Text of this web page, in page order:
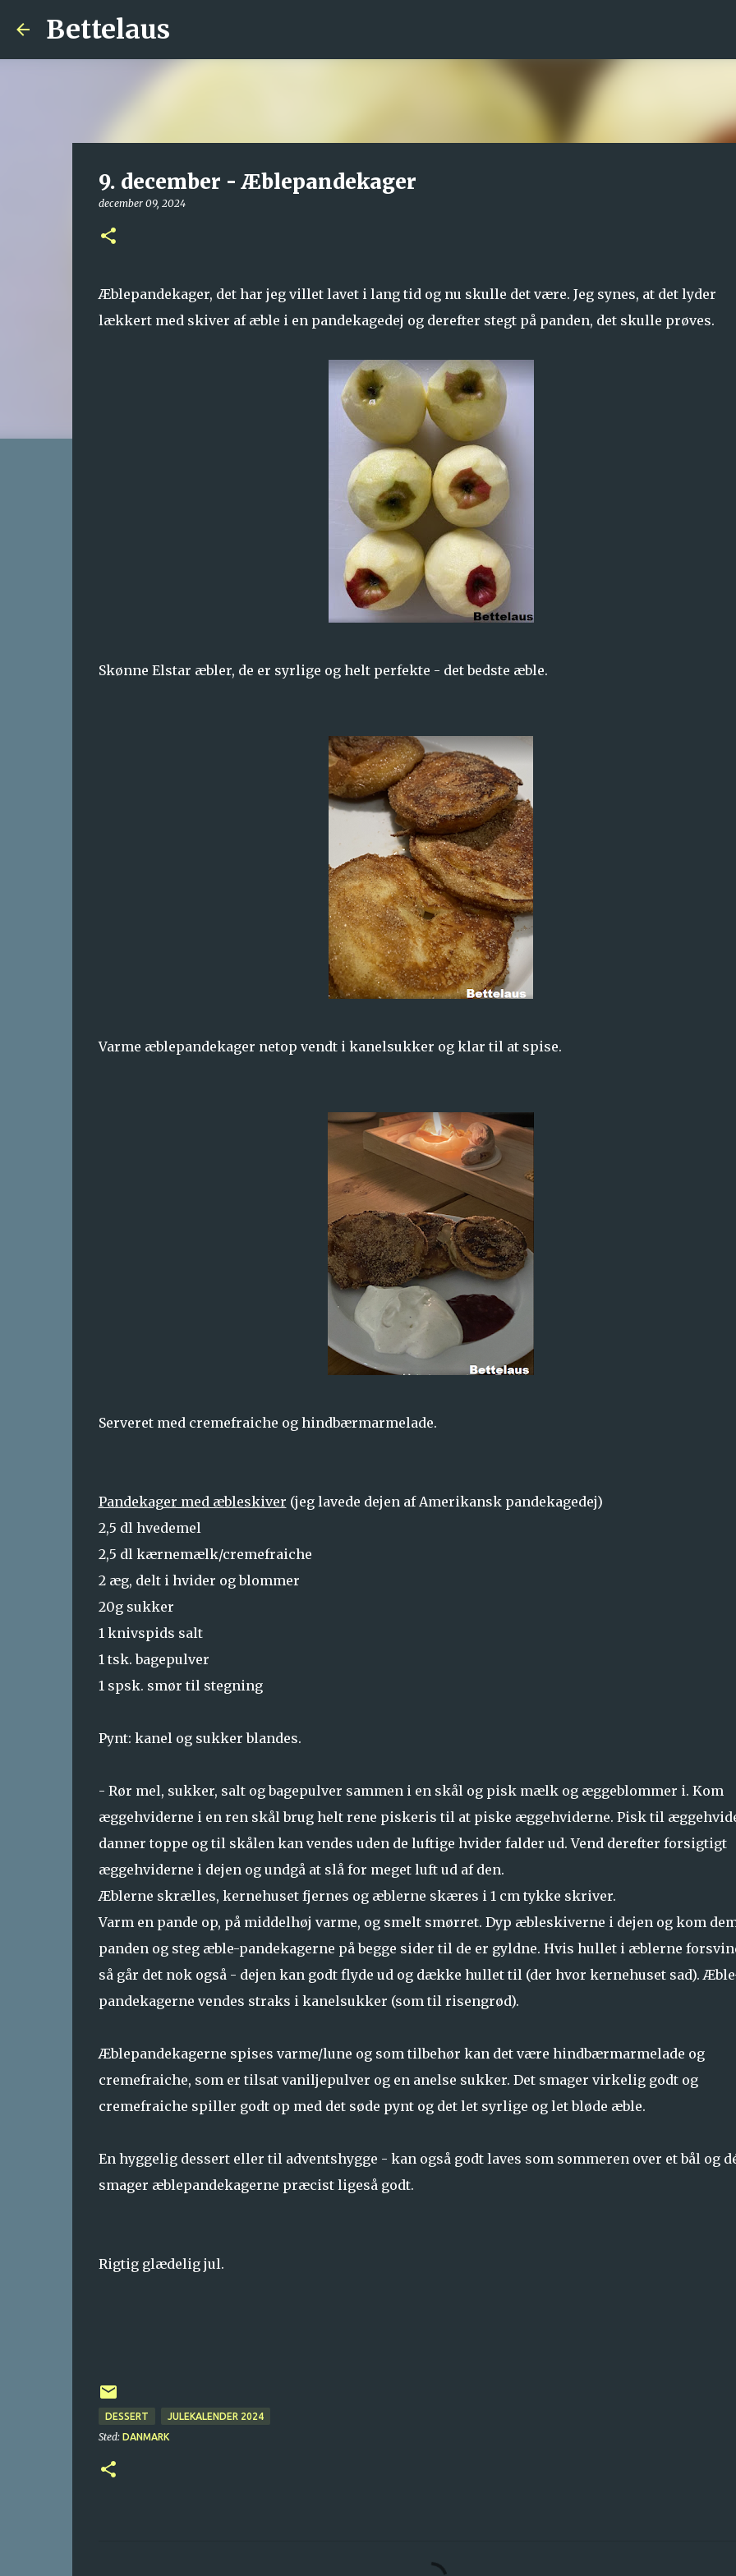
Bettelaus
9. december - Æblepandekager
december 09, 2024
Æblepandekager, det har jeg villet lavet i lang tid og nu skulle det være. Jeg synes, at det lyder
lækkert med skiver af æble i en pandekagedej og derefter stegt på panden, det skulle prøves.
Skønne Elstar æbler, de er syrlige og helt perfekte - det bedste æble.
Varme æblepandekager netop vendt i kanelsukker og klar til at spise.
Serveret med cremefraiche og hindbærmarmelade.
Pandekager med æbleskiver (jeg lavede dejen af Amerikansk pandekagedej)
2,5 dl hvedemel
2,5 dl kærnemælk/cremefraiche
2 æg, delt i hvider og blommer
20g sukker
1 knivspids salt
1 tsk. bagepulver
1 spsk. smør til stegning
Pynt: kanel og sukker blandes.
- Rør mel, sukker, salt og bagepulver sammen i en skål og pisk mælk og æggeblommer i. Kom
æggehviderne i en ren skål brug helt rene piskeris til at piske æggehviderne. Pisk til
danner toppe og til skålen kan vendes uden de luftige hvider falder ud. Vend derefter forsigtigt
æggehviderne i dejen og undgå at slå for meget luft ud af den.
Æblerne skrælles, kernehuset fjernes og æblerne skæres i 1 cm tykke skriver.
Varm en pande op, på middelhøj varme, og smelt smørret. Dyp æbleskiverne i dejen og kom
panden og steg æble-pandekagerne på begge sider til de er gyldne. Hvis hullet i æblerne
så går det nok også - dejen kan godt flyde ud og dække hullet til (der hvor kernehuset sad).
pandekagerne vendes straks i kanelsukker (som til risengrød).
Æblepandekagerne spises varme/lune og som tilbehør kan det være hindbærmarmelade og
cremefraiche, som er tilsat vaniljepulver og en anelse sukker. Det smager virkelig godt og
cremefraiche spiller godt op med det søde pynt og det let syrlige og let bløde æble.
En hyggelig dessert eller til adventshygge - kan også godt laves som sommeren over et bål og
smager æblepandekagerne præcist ligeså godt.
Rigtig glædelig jul.
DESSERT JULEKALENDER 2024
Sted: DANMARK